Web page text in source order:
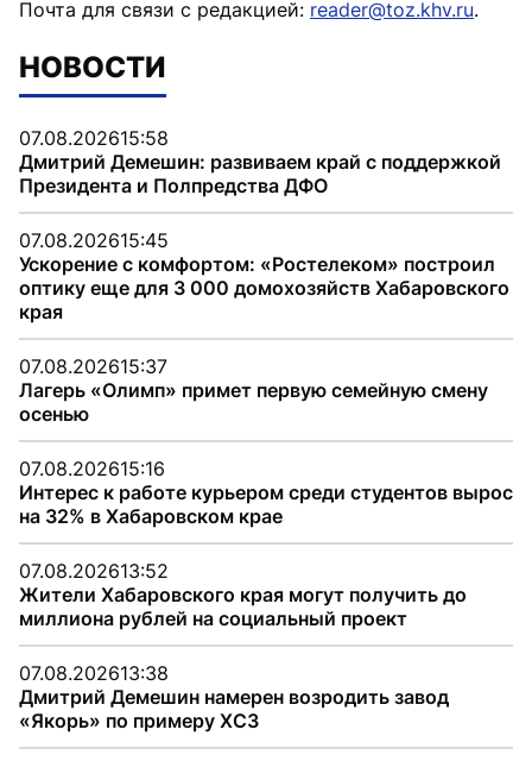
Почта для связи с редакцией: reader@toz.khv.ru.
НОВОСТИ
07.08.202615:58
Дмитрий Демешин: развиваем край с поддержкой
Президента и Полпредства ДФО
07.08.202615:45
Ускорение с комфортом: «Ростелеком» построил
оптику еще для 3 000 домохозяйств Хабаровского
края
07.08.202615:37
Лагерь «Олимп» примет первую семейную смену
осенью
07.08.202615:16
Интерес к работе курьером среди студентов вырос
на 32% в Хабаровском крае
07.08.202613:52
Жители Хабаровского края могут получить до
миллиона рублей на социальный проект
07.08.202613:38
Дмитрий Демешин намерен возродить завод
«Якорь» по примеру ХСЗ